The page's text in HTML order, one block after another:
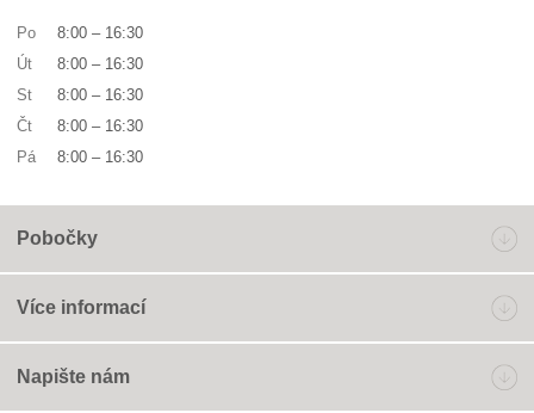
Po 8:00 – 16:30
Út
8:00 – 16:30
St
8:00 – 16:30
Čt
8:00 – 16:30
Pá
8:00 – 16:30
Pobočky
Více informací
Napište nám